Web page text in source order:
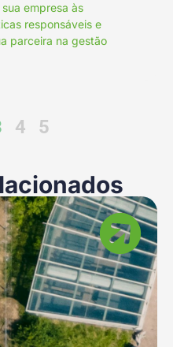
empresa às
responsáveis e
parceira na gestão
4 5